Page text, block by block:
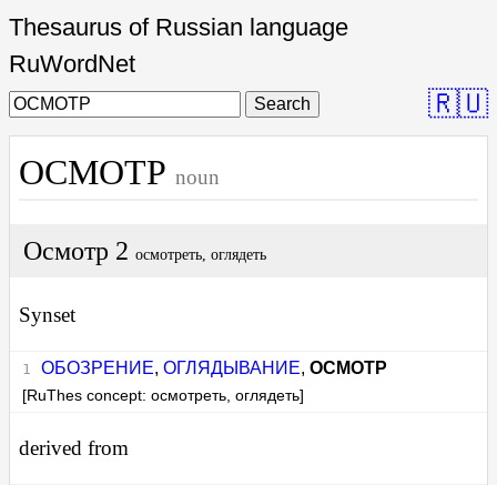
Thesaurus of Russian language
RuWordNet
Search 🇷🇺
ОСМОТР noun
Осмотр 2 осмотреть, оглядеть
Synset
ОБОЗРЕНИЕ, ОГЛЯДЫВАНИЕ, ОСМОТР
[RuThes concept: осмотреть, оглядеть]
derived from